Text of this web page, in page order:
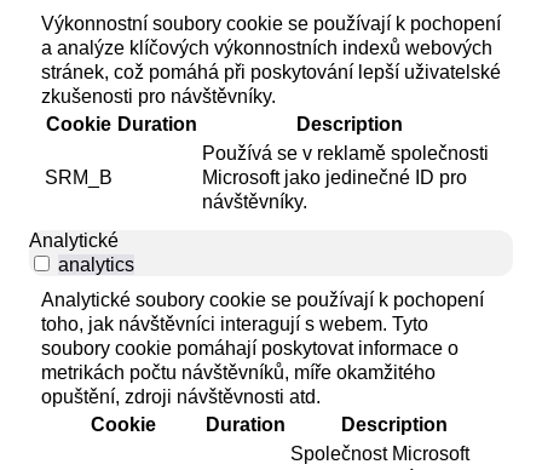
Výkonnostní soubory cookie se používají k pochopení
a analýze klíčových výkonnostních indexů webových
stránek, což pomáhá při poskytování lepší uživatelské
zkušenosti pro návštěvníky.
Cookie Duration Description
SRM_B
Používá se v reklamě společnosti
Microsoft jako jedinečné ID pro
návštěvníky.
Analytické
analytics
Analytické soubory cookie se používají k pochopení
toho, jak návštěvníci interagují s webem. Tyto
soubory cookie pomáhají poskytovat informace o
metrikách počtu návštěvníků, míře okamžitého
opuštění, zdroji návštěvnosti atd.
Cookie
Duration
Description
Společnost Microsoft